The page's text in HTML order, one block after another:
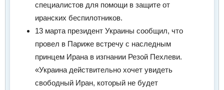
специалистов для помощи в защите от
иранских беспилотников.
13 марта президент Украины сообщил, что
провел в Париже встречу с наследным
принцем Ирана в изгнании Резой Пехлеви.
«Украина действительно хочет увидеть
свободный Иран, который не будет